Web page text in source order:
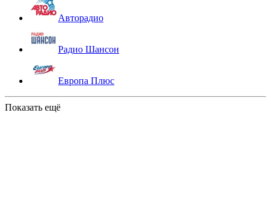
Авторадио
Радио Шансон
Европа Плюс
Показать ещё